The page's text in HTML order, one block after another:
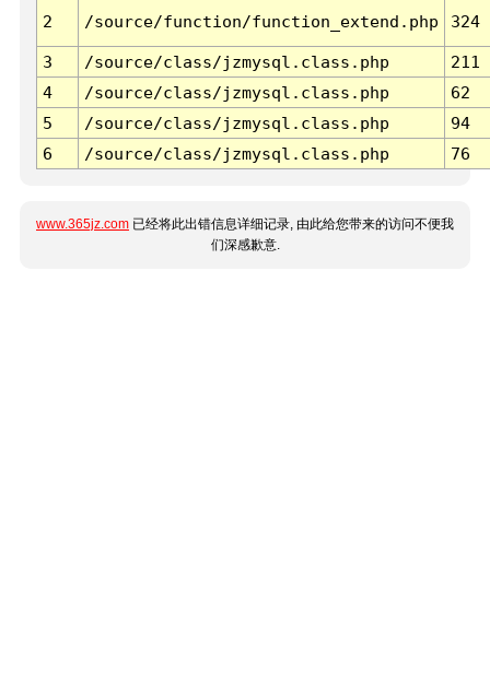
2 /source/function/function_extend.php 324
3 /source/class/jzmysql.class.php
211
4
/source/class/jzmysql.class.php
62
5
/source/class/jzmysql.class.php
94
6
/source/class/jzmysql.class.php 76
www.365jz.com 已经将此出错信息详细记录, 由此给您带来的访问不便我
们深感歉意.